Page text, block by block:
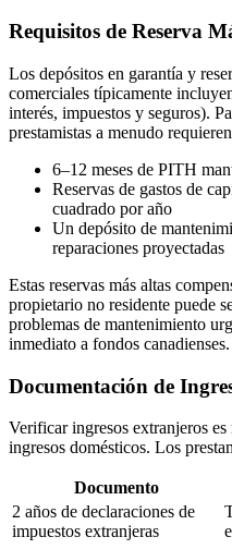
Requisitos de Reserva
Los depósitos en garantía y
comerciales típicamente
interés, impuestos y seguros).
prestamistas a menudo
6–12 meses de PITH
Reservas de gastos de
cuadrado por año
Un depósito de
reparaciones proyectadas
Estas reservas más altas
propietario no residente puede
problemas de mantenimiento
inmediato a fondos canadienses.
Documentación de
Verificar ingresos extranjeros
ingresos domésticos. Los
Documento
2 años de declaraciones de
impuestos extranjeras